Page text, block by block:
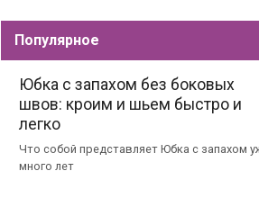
Популярное
Юбка с запахом без боковых
швов: кроим и шьем быстро и
легко
Что собой представляет Юбка с запахом
много лет